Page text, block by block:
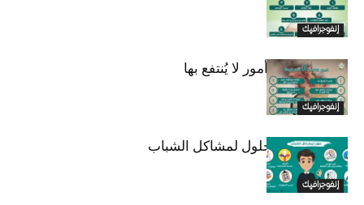
إنفوجرافيك
إنفوجرافيك
إنفوجرافيك اا أمور لا يُنتفع بها
إنفوجرافيك
إنفوجرافك اا حلول لمشاكل الشباب